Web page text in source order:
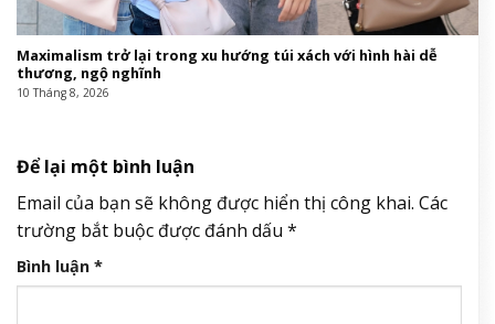
Maximalism trở lại trong xu hướng túi xách với hình hài dễ
thương, ngộ nghĩnh
10 Tháng 8, 2026
Để lại một bình luận
Email của bạn sẽ không được hiển thị công khai. Các
trường bắt buộc được đánh dấu *
Bình luận *